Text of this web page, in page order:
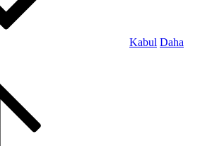
Kabul Daha